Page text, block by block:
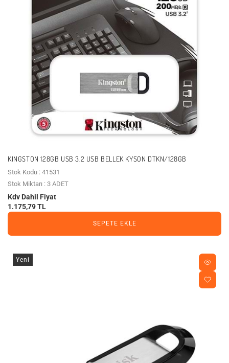
KINGSTON 128GB USB 3.2 USB BELLEK KYSON DTKN/128GB
Stok Kodu : 41531
Stok Miktarı : 3 ADET
Kdv Dahil Fiyat
1.175,79 TL
SEPETE EKLE
Yeni